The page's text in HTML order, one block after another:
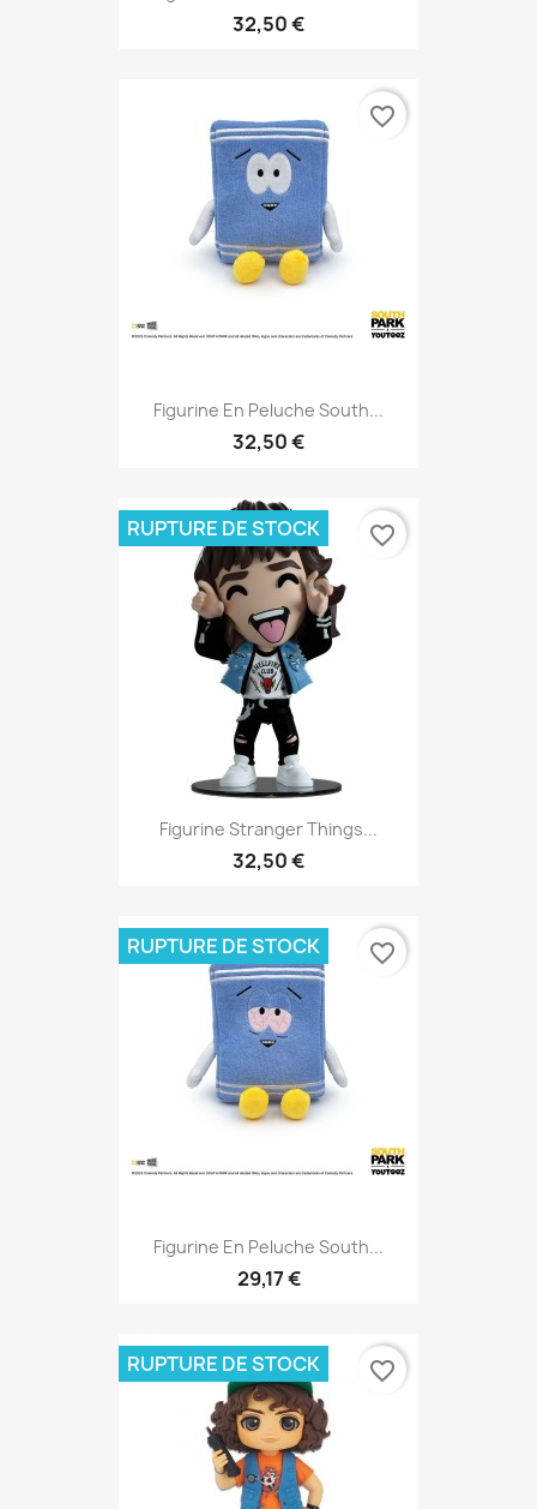
32,50 €
Figurine En Peluche South...
32,50 €
favorite_border
Figurine Stranger Things...
32,50 €
RUPTURE DE STOCK favorite_border
Figurine En Peluche South...
29,17 €
RUPTURE DE STOCK favorite_border
RUPTURE DE STOCK favorite_border